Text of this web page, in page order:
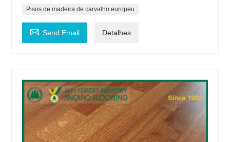
Pisos de madeira de carvalho europeu
 Send Email Detalhes